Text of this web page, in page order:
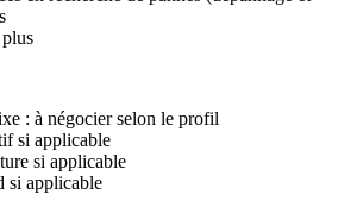
: à négocier selon le profil
si applicable
si applicable
si applicable